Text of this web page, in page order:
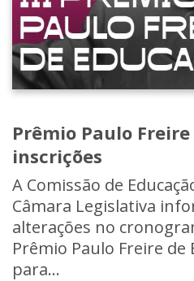
Prêmio Paulo
inscrições
A Comissão de
Câmara Legislativa
alterações no
Prêmio Paulo Freire de
para...